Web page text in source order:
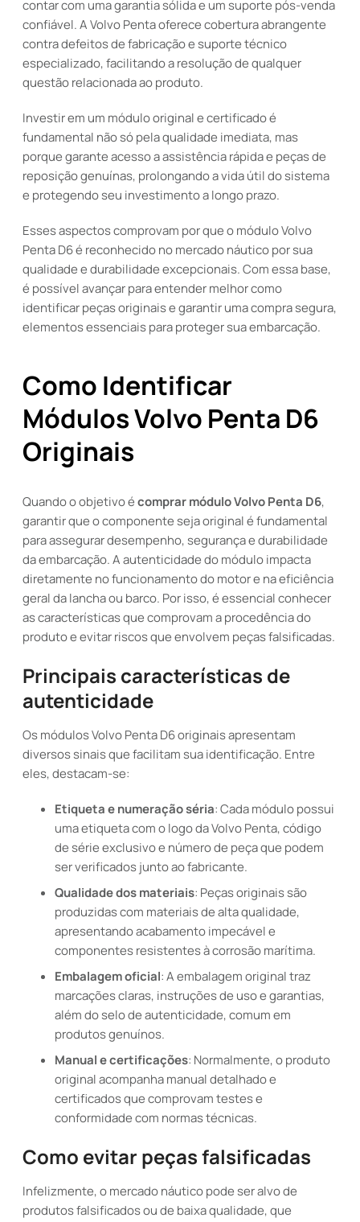
contar com uma garantia sólida e um suporte pós-venda
confiável. A Volvo Penta oferece cobertura abrangente
contra defeitos de fabricação e suporte técnico
especializado, facilitando a resolução de qualquer
questão relacionada ao produto.
Investir em um módulo original e certificado é
fundamental não só pela qualidade imediata, mas
porque garante acesso a assistência rápida e peças de
reposição genuínas, prolongando a vida útil do sistema
e protegendo seu investimento a longo prazo.
Esses aspectos comprovam por que o módulo Volvo
Penta D6 é reconhecido no mercado náutico por sua
qualidade e durabilidade excepcionais. Com essa base,
é possível avançar para entender melhor como
identificar peças originais e garantir uma compra segura,
elementos essenciais para proteger sua embarcação.
Como Identificar
Módulos Volvo Penta D6
Originais
Quando o objetivo écomprar módulo Volvo Penta D6,
garantir que o componente seja original é fundamental
para assegurar desempenho, segurança e durabilidade
da embarcação. A autenticidade do módulo impacta
diretamente no funcionamento do motor e na eficiência
geral da lancha ou barco. Por isso, é essencial conhecer
as características que comprovam a procedência do
produto e evitar riscos que envolvem peças falsificadas.
Principais características de
autenticidade
Os módulos Volvo Penta D6 originais apresentam
diversos sinais que facilitam sua identificação. Entre
eles, destacam-se:
Etiqueta e numeração séria: Cada módulo possui
uma etiqueta com o logo da Volvo Penta, código
de série exclusivo e número de peça que podem
ser verificados junto ao fabricante.
Qualidade dos materiais: Peças originais são
produzidas com materiais de alta qualidade,
apresentando acabamento impecável e
componentes resistentes à corrosão marítima.
Embalagem oficial: A embalagem original traz
marcações claras, instruções de uso e garantias,
além do selo de autenticidade, comum em
produtos genuínos.
Manual e certificações: Normalmente, o produto
original acompanha manual detalhado e
certificados que comprovam testes e
conformidade com normas técnicas.
Como evitar peças falsificadas
Infelizmente, o mercado náutico pode ser alvo de
produtos falsificados ou de baixa qualidade, que